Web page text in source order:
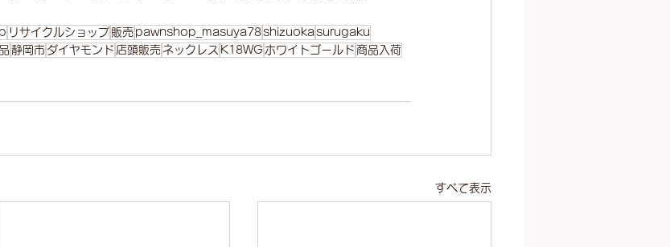
リサイクルショップ 販売 pawnshop_masuya78shizuokasurugaku
静岡市 ダイヤモンド 店頭販売ネックレス K18WG ホワイトゴールド 商品入荷
すべて表示